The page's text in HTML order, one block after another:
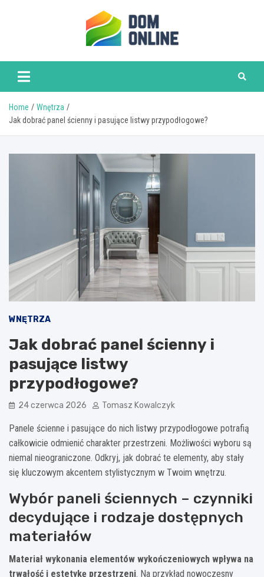
www.domonline.pl
Home
Wnętrza
Jak dobrać panel ścienny i pasujące listwy przypodłogowe?
WNĘTRZA
Jak dobrać panel ścienny i
pasujące listwy
przypodłogowe?
24 czerwca 2026 Tomasz Kowalczyk
Panele ścienne i pasujące do nich listwy przypodłogowe potrafią
całkowicie odmienić charakter przestrzeni. Możliwości wyboru są
niemal nieograniczone. Odkryj, jak dobrać te elementy, aby stały
się kluczowym akcentem stylistycznym w Twoim wnętrzu.
Wybór paneli ściennych – czynniki
decydujące i rodzaje dostępnych
materiałów
Materiał wykonania elementów wykończeniowych wpływa na
trwałość i estetykę przestrzeni. Na przykład nowoczesny